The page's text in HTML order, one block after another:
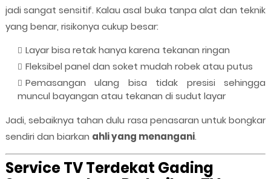
jadi sangat sensitif. Kalau asal buka tanpa alat dan teknik
yang benar, risikonya cukup besar:
Layar bisa retak hanya karena tekanan ringan
Fleksibel panel dan soket mudah robek atau putus
Pemasangan ulang bisa tidak presisi sehingga
muncul bayangan atau tekanan di sudut layar
Jadi, sebaiknya tahan dulu rasa penasaran untuk bongkar
sendiri dan biarkan ahli yang menangani.
Service TV Terdekat Gading